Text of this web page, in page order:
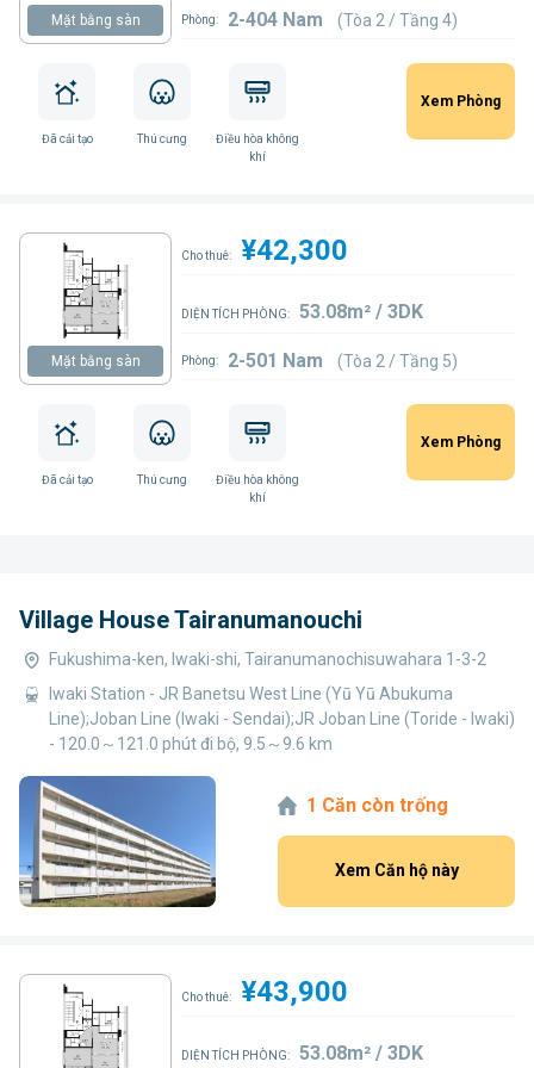
Mặt bằng sàn Phòng: 2-404 Nam (Tòa 2 / Tầng 4)
Đã cải tạo Thú cưng
Điều hòa không
khí
Xem Phòng
Mặt bằng sàn
Cho thuê: ¥42,300
DIỆN TÍCH PHÒNG: 53.08m² / 3DK
Phòng: 2-501 Nam (Tòa 2 / Tầng 5)
Đã cải tạo Thú cưng
Điều hòa không
khí
Xem Phòng
Village House Tairanumanouchi
Fukushima-ken, Iwaki-shi, Tairanumanochisuwahara 1-3-2
Iwaki Station - JR Banetsu West Line (Yū Yū Abukuma
Line);Joban Line (Iwaki - Sendai);JR Joban Line (Toride - Iwaki)
- 120.0～121.0 phút đi bộ, 9.5～9.6 km
1 Căn còn trống
Xem Căn hộ này
Cho thuê: ¥43,900
DIỆN TÍCH PHÒNG: 53.08m² / 3DK